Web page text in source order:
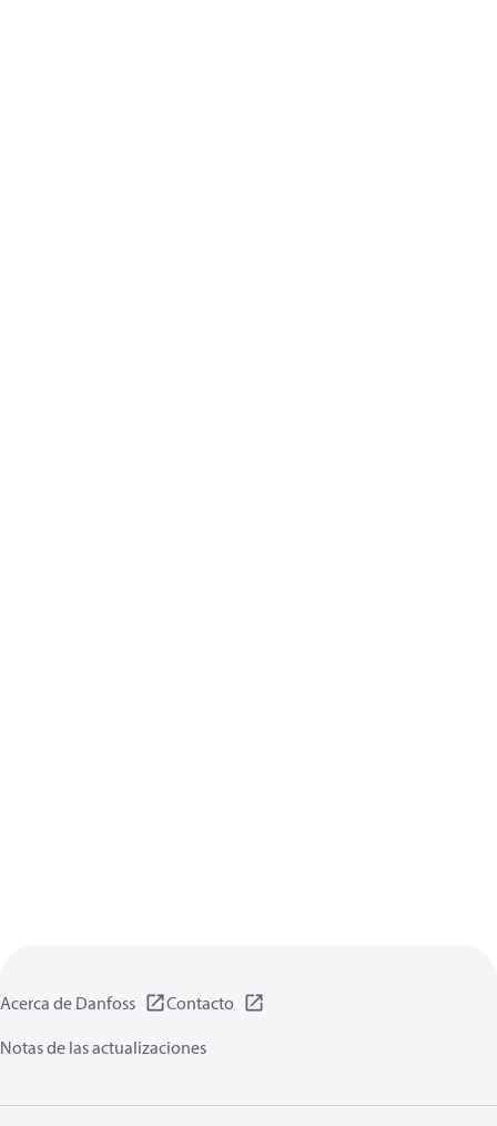
Acerca de Danfoss
Contacto
Notas de las actualizaciones